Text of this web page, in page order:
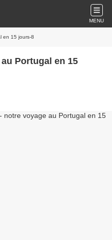
MENU
en 15 jours-8
Portugal en 15